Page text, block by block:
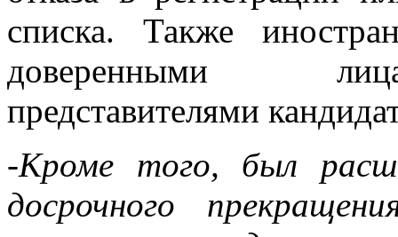
списка. Также
доверенными
представителями
-Кроме того, был
досрочного